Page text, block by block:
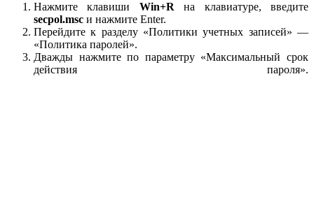
Нажмите клавиши Win+R на клавиатуре, введите
secpol.msc и нажмите Enter.
Перейдите к разделу «Политики учетных записей» —
«Политика паролей».
Дважды нажмите по параметру «Максимальный срок
действия пароля».